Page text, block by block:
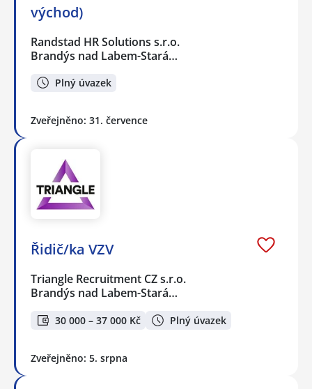
východ)
Randstad HR Solutions s.r.o.
Brandýs nad Labem-Stará…
Plný úvazek
Zveřejněno: 31. července
Řidič/ka VZV
Triangle Recruitment CZ s.r.o.
Brandýs nad Labem-Stará…
30 000 – 37 000 Kč Plný úvazek
Zveřejněno: 5. srpna